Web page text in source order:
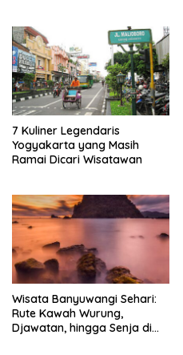
7 Kuliner Legendaris
Yogyakarta yang Masih
Ramai Dicari Wisatawan
Wisata Banyuwangi Sehari:
Rute Kawah Wurung,
Djawatan, hingga Senja di